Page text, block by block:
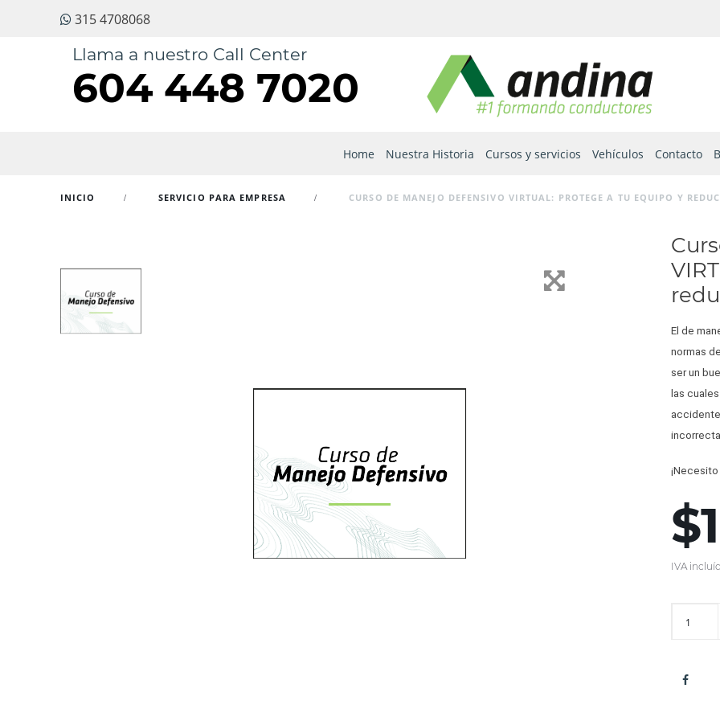
315 4708068
Llama a nuestro Call Center
604 448 7020
Home Nuestra Historia Cursos y servicios Vehículos Contacto
INICIO SERVICIO PARA EMPRESA CURSO DE MANEJO DEFENSIVO VIRTUAL: PROTEGE A TU EQUIPO Y
El de
normas
ser un
las
IVA